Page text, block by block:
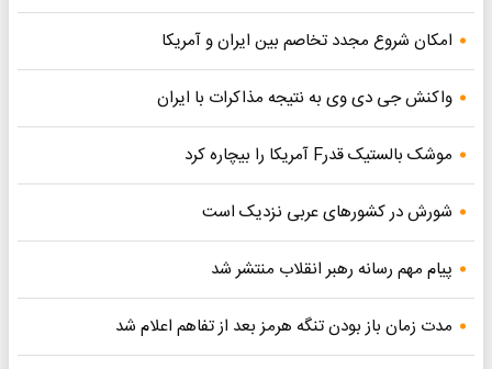
امکان شروع مجدد تخاصم‌ بین ایران و آمریکا
واکنش جی دی وی به نتیجه مذاکرات با ایران
موشک بالستیک قدرF آمریکا را بیچاره کرد
شورش در کشورهای عربی نزدیک است
پیام مهم رسانه رهبر انقلاب منتشر شد
مدت زمان باز بودن تنگه هرمز بعد از تفاهم اعلام شد